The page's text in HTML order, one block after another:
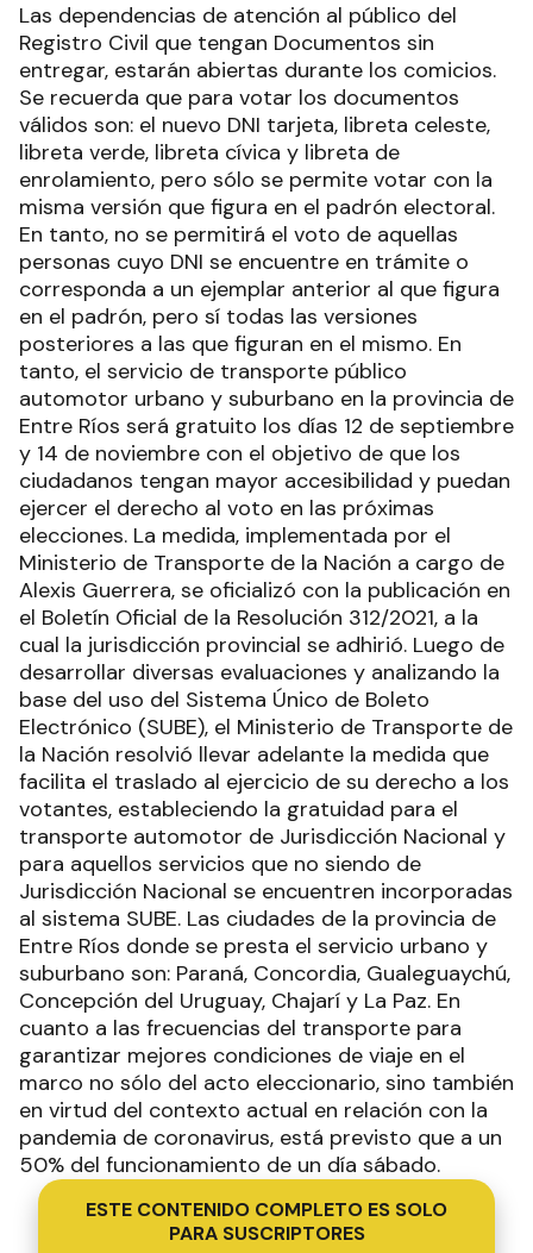
Las dependencias de atención al público del
Registro Civil que tengan Documentos sin
entregar, estarán abiertas durante los comicios.
Se recuerda que para votar los documentos
válidos son: el nuevo DNI tarjeta, libreta celeste,
libreta verde, libreta cívica y libreta de
enrolamiento, pero sólo se permite votar con la
misma versión que figura en el padrón electoral.
En tanto, no se permitirá el voto de aquellas
personas cuyo DNI se encuentre en trámite o
corresponda a un ejemplar anterior al que figura
en el padrón, pero sí todas las versiones
posteriores a las que figuran en el mismo. En
tanto, el servicio de transporte público
automotor urbano y suburbano en la provincia de
Entre Ríos será gratuito los días 12 de septiembre
y 14 de noviembre con el objetivo de que los
ciudadanos tengan mayor accesibilidad y puedan
ejercer el derecho al voto en las próximas
elecciones. La medida, implementada por el
Ministerio de Transporte de la Nación a cargo de
Alexis Guerrera, se oficializó con la publicación en
el Boletín Oficial de la Resolución 312/2021, a la
cual la jurisdicción provincial se adhirió. Luego de
desarrollar diversas evaluaciones y analizando la
base del uso del Sistema Único de Boleto
Electrónico (SUBE), el Ministerio de Transporte de
la Nación resolvió llevar adelante la medida que
facilita el traslado al ejercicio de su derecho a los
votantes, estableciendo la gratuidad para el
transporte automotor de Jurisdicción Nacional y
para aquellos servicios que no siendo de
Jurisdicción Nacional se encuentren incorporadas
al sistema SUBE. Las ciudades de la provincia de
Entre Ríos donde se presta el servicio urbano y
suburbano son: Paraná, Concordia, Gualeguaychú,
Concepción del Uruguay, Chajarí y La Paz. En
cuanto a las frecuencias del transporte para
garantizar mejores condiciones de viaje en el
marco no sólo del acto eleccionario, sino también
en virtud del contexto actual en relación con la
pandemia de coronavirus, está previsto que a un
50% del funcionamiento de un día sábado.
ESTE CONTENIDO COMPLETO ES SOLO
PARA SUSCRIPTORES